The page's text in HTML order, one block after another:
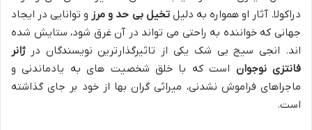
دراکولا. آثار او همواره به دلیلتخیل بی حد و مرز و توانایی در ایجاد
جهانی که خواننده به راحتی می تواند در آن غرق شود، ستایش شده
اند. انجی سیج بی شک یکی از تاثیرگذارترین نویسندگان درژانر
فانتزی نوجوان است که با خلق شخصیت های به یادماندنی و
ماجراهای فراموش نشدنی، میراثی گران بها از خود بر جای گذاشته
است.